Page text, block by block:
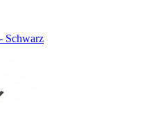
Schwarz